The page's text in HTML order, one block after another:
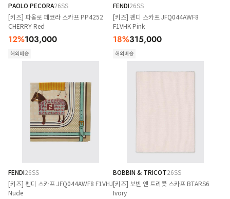
PAOLO PECORA26SS
[키즈] 파올로 페코라 스카프 PP4252
CHERRY Red
12%103,000
해외배송
FENDI26SS
[키즈] 펜디 스카프 JFQ044AWF8
F1VHK Pink
18%315,000
해외배송
FENDI26SS
[키즈] 펜디 스카프 JFQ044AWF8 F1VHJ
Nude
BOBBIN & TRICOT26SS
[키즈] 보빈 앤 트리콧 스카프 BTARS6
Ivory